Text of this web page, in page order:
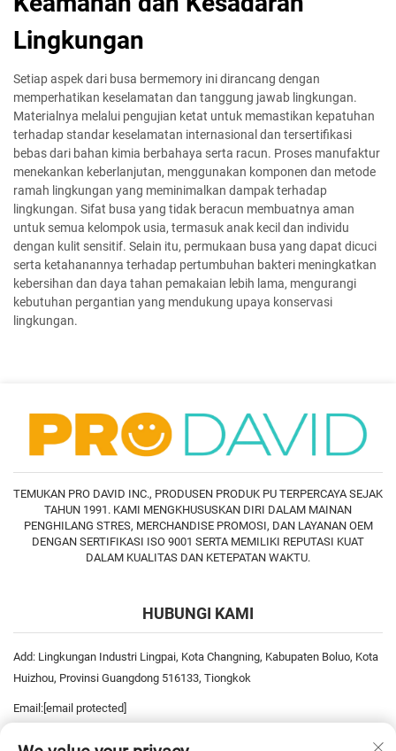
Lingkungan
Setiap aspek dari busa bermemory ini dirancang dengan
memperhatikan keselamatan dan tanggung jawab lingkungan.
Materialnya melalui pengujian ketat untuk memastikan kepatuhan
terhadap standar keselamatan internasional dan tersertifikasi
bebas dari bahan kimia berbahaya serta racun. Proses manufaktur
menekankan keberlanjutan, menggunakan komponen dan metode
ramah lingkungan yang meminimalkan dampak terhadap
lingkungan. Sifat busa yang tidak beracun membuatnya aman
untuk semua kelompok usia, termasuk anak kecil dan individu
dengan kulit sensitif. Selain itu, permukaan busa yang dapat dicuci
serta ketahanannya terhadap pertumbuhan bakteri meningkatkan
kebersihan dan daya tahan pemakaian lebih lama, mengurangi
kebutuhan pergantian yang mendukung upaya konservasi
lingkungan.
TEMUKAN PRO DAVID INC., PRODUSEN PRODUK PU TERPERCAYA SEJAK
TAHUN 1991. KAMI MENGKHUSUSKAN DIRI DALAM MAINAN
PENGHILANG STRES, MERCHANDISE PROMOSI, DAN LAYANAN OEM
DENGAN SERTIFIKASI ISO 9001 SERTA MEMILIKI REPUTASI KUAT
DALAM KUALITAS DAN KETEPATAN WAKTU.
HUBUNGI KAMI
Add: Lingkungan Industri Lingpai, Kota Changning, Kabupaten Boluo, Kota
Huizhou, Provinsi Guangdong 516133, Tiongkok
Email: [email protected]